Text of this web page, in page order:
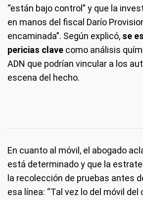
“están bajo control” y que la
en manos del fiscal Darío
encaminada”. Según explicó, se
pericias clave como análisis
ADN que podrían vincular a los
escena del hecho.
En cuanto al móvil, el abogado
está determinado y que la
la recolección de pruebas antes
esa línea: “Tal vez lo del móvil